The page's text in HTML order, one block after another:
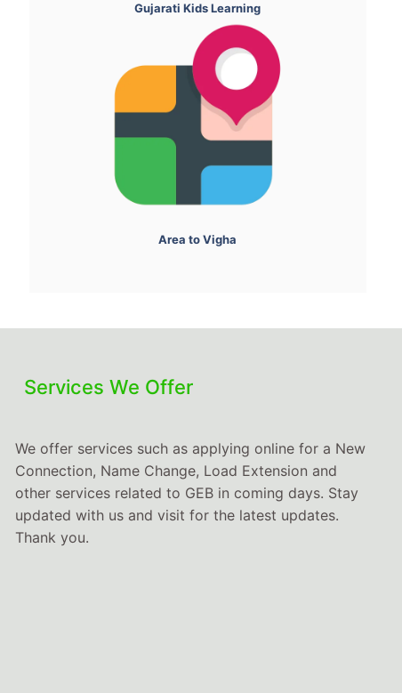
Gujarati Kids Learning
Area to Vigha
Services We Offer
We offer services such as applying online for a New
Connection, Name Change, Load Extension and
other services related to GEB in coming days. Stay
updated with us and visit for the latest updates.
Thank you.